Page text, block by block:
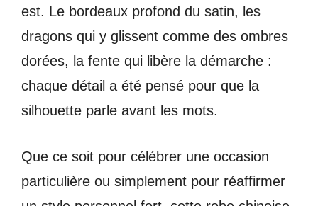
est. Le bordeaux profond du satin, les
dragons qui y glissent comme des ombres
dorées, la fente qui libère la démarche :
chaque détail a été pensé pour que la
silhouette parle avant les mots.
Que ce soit pour célébrer une occasion
particulière ou simplement pour réaffirmer